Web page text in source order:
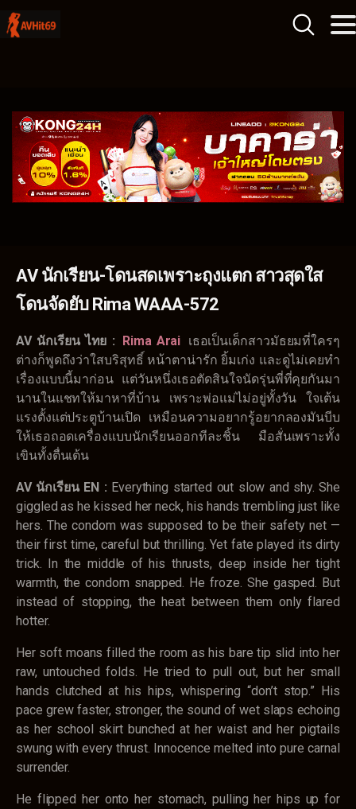
AV นักเรียน-โดนสดเพราะถุงแตก สาวสุดใส
โดนจัดยับ Rima WAAA-572
AV นักเรียน ไทย : Rima Arai เธอเป็นเด็กสาวมัธยมที่ใครๆ
ต่างก็พูดถึงว่าใสบริสุทธิ์ หน้าตาน่ารัก ยิ้มเก่ง และดูไม่เคยทำ
เรื่องแบบนี้มาก่อน แต่วันหนึ่งเธอตัดสินใจนัดรุ่นพี่ที่คุยกันมา
นานในแชทให้มาหาที่บ้าน เพราะพ่อแม่ไม่อยู่ทั้งวัน ใจเต้น
แรงตั้งแต่ประตูบ้านเปิด เหมือนความอยากรู้อยากลองมันบีบ
ให้เธอถอดเครื่องแบบนักเรียนออกทีละชิ้น มือสั่นเพราะทั้ง
เขินทั้งตื่นเต้น
AV นักเรียน EN : Everything started out slow and shy. She
giggled as he kissed her neck, his hands trembling just like
hers. The condom was supposed to be their safety net —
their first time, careful but thrilling. Yet fate played its dirty
trick. In the middle of his thrusts, deep inside her tight
warmth, the condom snapped. He froze. She gasped. But
instead of stopping, the heat between them only flared
hotter.
Her soft moans filled the room as his bare tip slid into her
raw, untouched folds. He tried to pull out, but her small
hands clutched at his hips, whispering “don’t stop.” His
pace grew faster, stronger, the sound of wet slaps echoing
as her school skirt bunched at her waist and her pigtails
swung with every thrust. Innocence melted into pure carnal
surrender.
He flipped her onto her stomach, pulling her hips up for